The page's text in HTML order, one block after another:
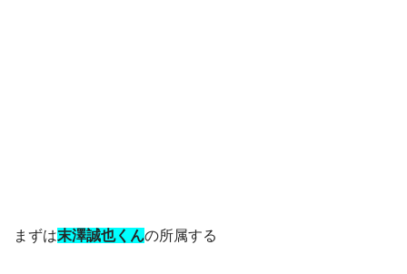
まずは末澤誠也くんの所属する